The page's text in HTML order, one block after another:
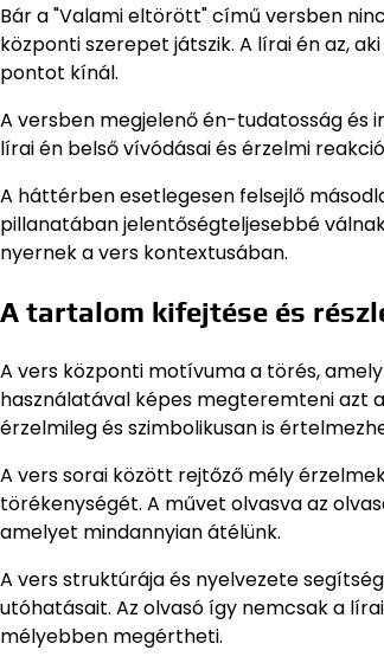
Bár a "Valami eltörött" című versben
központi szerepet játszik. A lírai én az,
pontot kínál.
A versben megjelenő én-tudatosság és
lírai én belső vívódásai és érzelmi
A háttérben esetlegesen felsejlő
pillanatában jelentőségteljesebbé
nyernek a vers kontextusában.
A tartalom kifejtése és
A vers központi motívuma a törés,
használatával képes megteremteni azt
érzelmileg és szimbolikusan is
A vers sorai között rejtőző mély
törékenységét. A művet olvasva az
amelyet mindannyian átélünk.
A vers struktúrája és nyelvezete
utóhatásait. Az olvasó így nemcsak a
mélyebben megértheti.